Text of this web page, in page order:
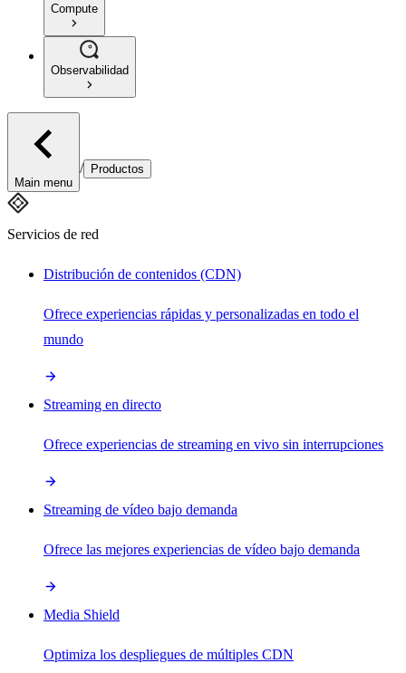
Compute
Observabilidad
Main menu
/ Productos
Servicios de red
Distribución de contenidos (CDN)
Ofrece experiencias rápidas y personalizadas en todo el
mundo
Streaming en directo
Ofrece experiencias de streaming en vivo sin interrupciones
Streaming de vídeo bajo demanda
Ofrece las mejores experiencias de vídeo bajo demanda
Media Shield
Optimiza los despliegues de múltiples CDN